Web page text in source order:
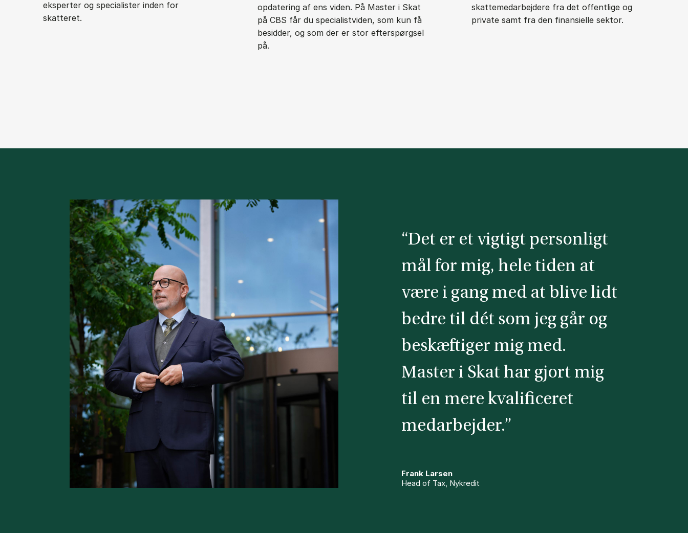
eksperter og specialister inden for
skatteret.
opdatering af ens viden. På Master i Skat
på CBS får du specialistviden, som kun få
besidder, og som der er stor efterspørgsel
på.
skattemedarbejdere fra det offentlige og
private samt fra den finansielle sektor.
“Det er et vigtigt personligt
mål for mig, hele tiden at
være i gang med at blive lidt
bedre til dét som jeg går og
beskæftiger mig med.
Master i Skat har gjort mig
til en mere kvalificeret
medarbejder.”
Frank Larsen
Head of Tax, Nykredit